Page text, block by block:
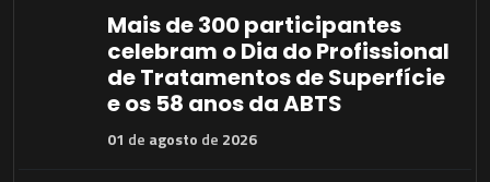
Mais de 300 participantes
celebram o Dia do Profissional
de Tratamentos de Superfície
e os 58 anos da ABTS
01 de agosto de 2026